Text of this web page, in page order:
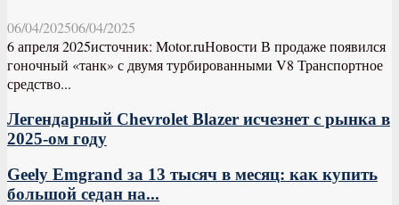
06/04/202506/04/2025
6 апреля 2025источник: Motor.ruНовости В продаже появился
гоночный «танк» с двумя турбированными V8 Транспортное
средство...
Легендарный Chevrolet Blazer исчезнет с рынка в
2025-ом году
Geely Emgrand за 13 тысяч в месяц: как купить
большой седан на...